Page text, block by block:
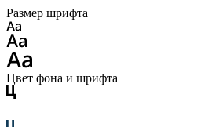
Размер шрифта
Цвет фона и шрифта